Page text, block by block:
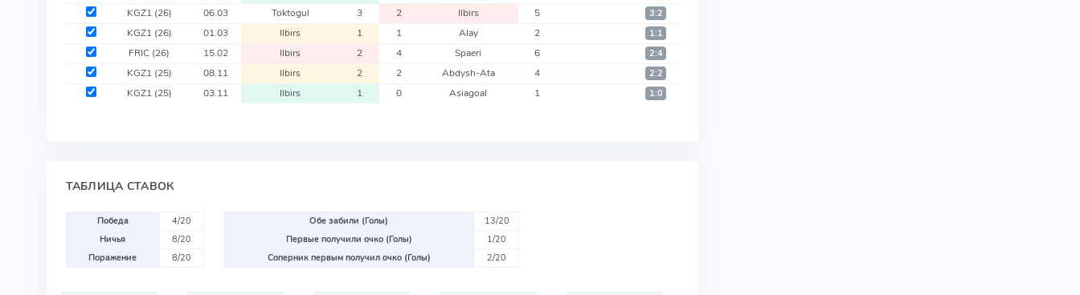
KGZ1 (26) 06.03 Toktogul 3 2 Ilbirs 5 3:2
KGZ1 (26) 01.03 Ilbirs 1 1 Alay 2 1:1
FRIC (26) 15.02 Ilbirs 2 4 Spaeri 6 2:4
KGZ1 (25) 08.11 Ilbirs 2 2 Abdysh-Ata 4 2:2
KGZ1 (25) 03.11 Ilbirs 1 0 Asiagoal 1 1:0
ТАБЛИЦА СТАВОК
Победа
4/20
Ничья
8/20
Поражение
8/20
Обе забили (Голы)
13/20
Первые получили очко (Голы)
1/20
Соперник первым получил очко (Голы)
2/20